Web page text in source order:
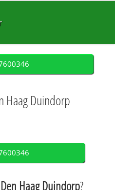
Haag Duindorp
Den Haag Duindorp?